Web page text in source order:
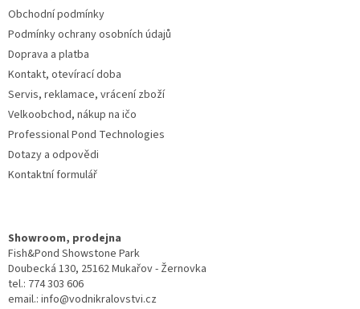
Obchodní podmínky
Podmínky ochrany osobních údajů
Doprava a platba
Kontakt, otevírací doba
Servis, reklamace, vrácení zboží
Velkoobchod, nákup na ičo
Professional Pond Technologies
Dotazy a odpovědi
Kontaktní formulář
Showroom, prodejna
Fish&Pond Showstone Park
Doubecká 130, 25162 Mukařov - Žernovka
tel.: 774 303 606
email.: info@vodnikralovstvi.cz